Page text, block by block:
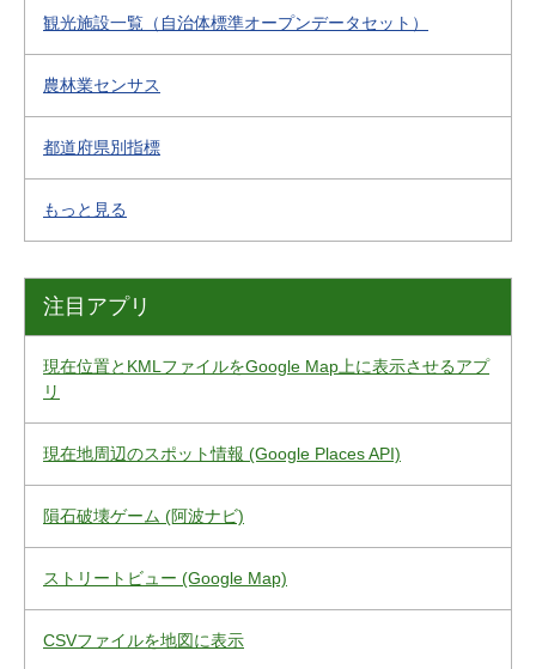
観光施設一覧（自治体標準オープンデータセット）
農林業センサス
都道府県別指標
もっと見る
注目アプリ
現在位置とKMLファイルをGoogle Map上に表示させるアプ
リ
現在地周辺のスポット情報 (Google Places API)
隕石破壊ゲーム (阿波ナビ)
ストリートビュー (Google Map)
CSVファイルを地図に表示